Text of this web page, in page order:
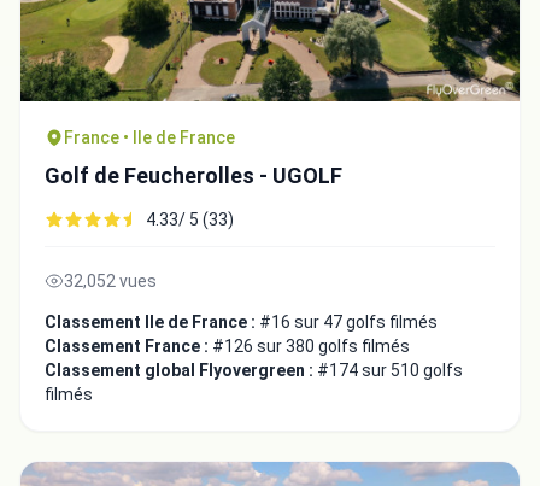
France • Ile de France
Golf de Feucherolles - UGOLF
4.33/ 5 (33)
32,052 vues
Classement Ile de France : #16 sur 47 golfs filmés
Classement France : #126 sur 380 golfs filmés
Classement global Flyovergreen : #174 sur 510 golfs
filmés